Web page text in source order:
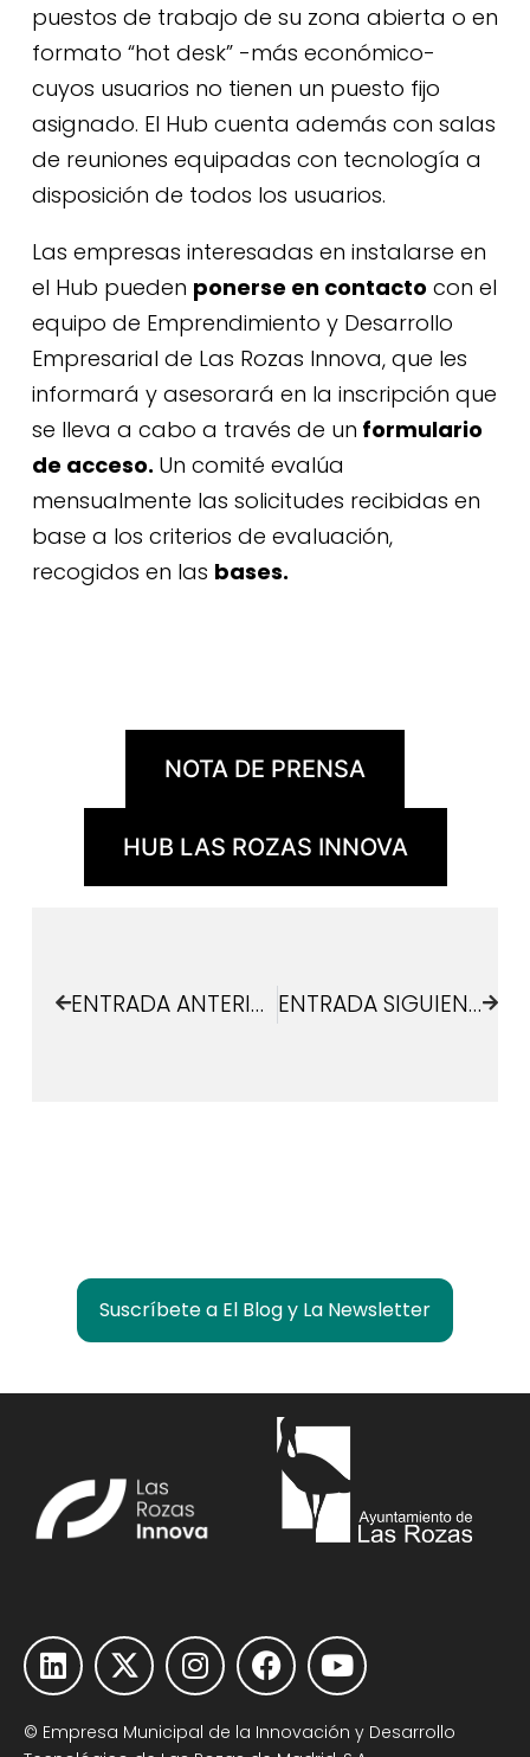
puestos de trabajo de su zona abierta o en
formato “hot desk” -más económico-
cuyos usuarios no tienen un puesto fijo
asignado. El Hub cuenta además con salas
de reuniones equipadas con tecnología a
disposición de todos los usuarios.
Las empresas interesadas en instalarse en
el Hub pueden ponerse en contacto con el
equipo de Emprendimiento y Desarrollo
Empresarial de Las Rozas Innova, que les
informará y asesorará en la inscripción que
se lleva a cabo a través de un formulario
de acceso. Un comité evalúa
mensualmente las solicitudes recibidas en
base a los criterios de evaluación,
recogidos en las bases.
NOTA DE PRENSA
HUB LAS ROZAS INNOVA
ENTRADA ANTERIOR ENTRADA SIGUIENTE
Suscríbete a El Blog y La Newsletter
© Empresa Municipal de la Innovación y Desarrollo